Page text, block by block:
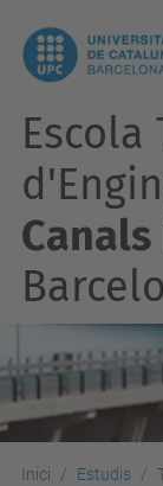
Escola
Inici Estudis